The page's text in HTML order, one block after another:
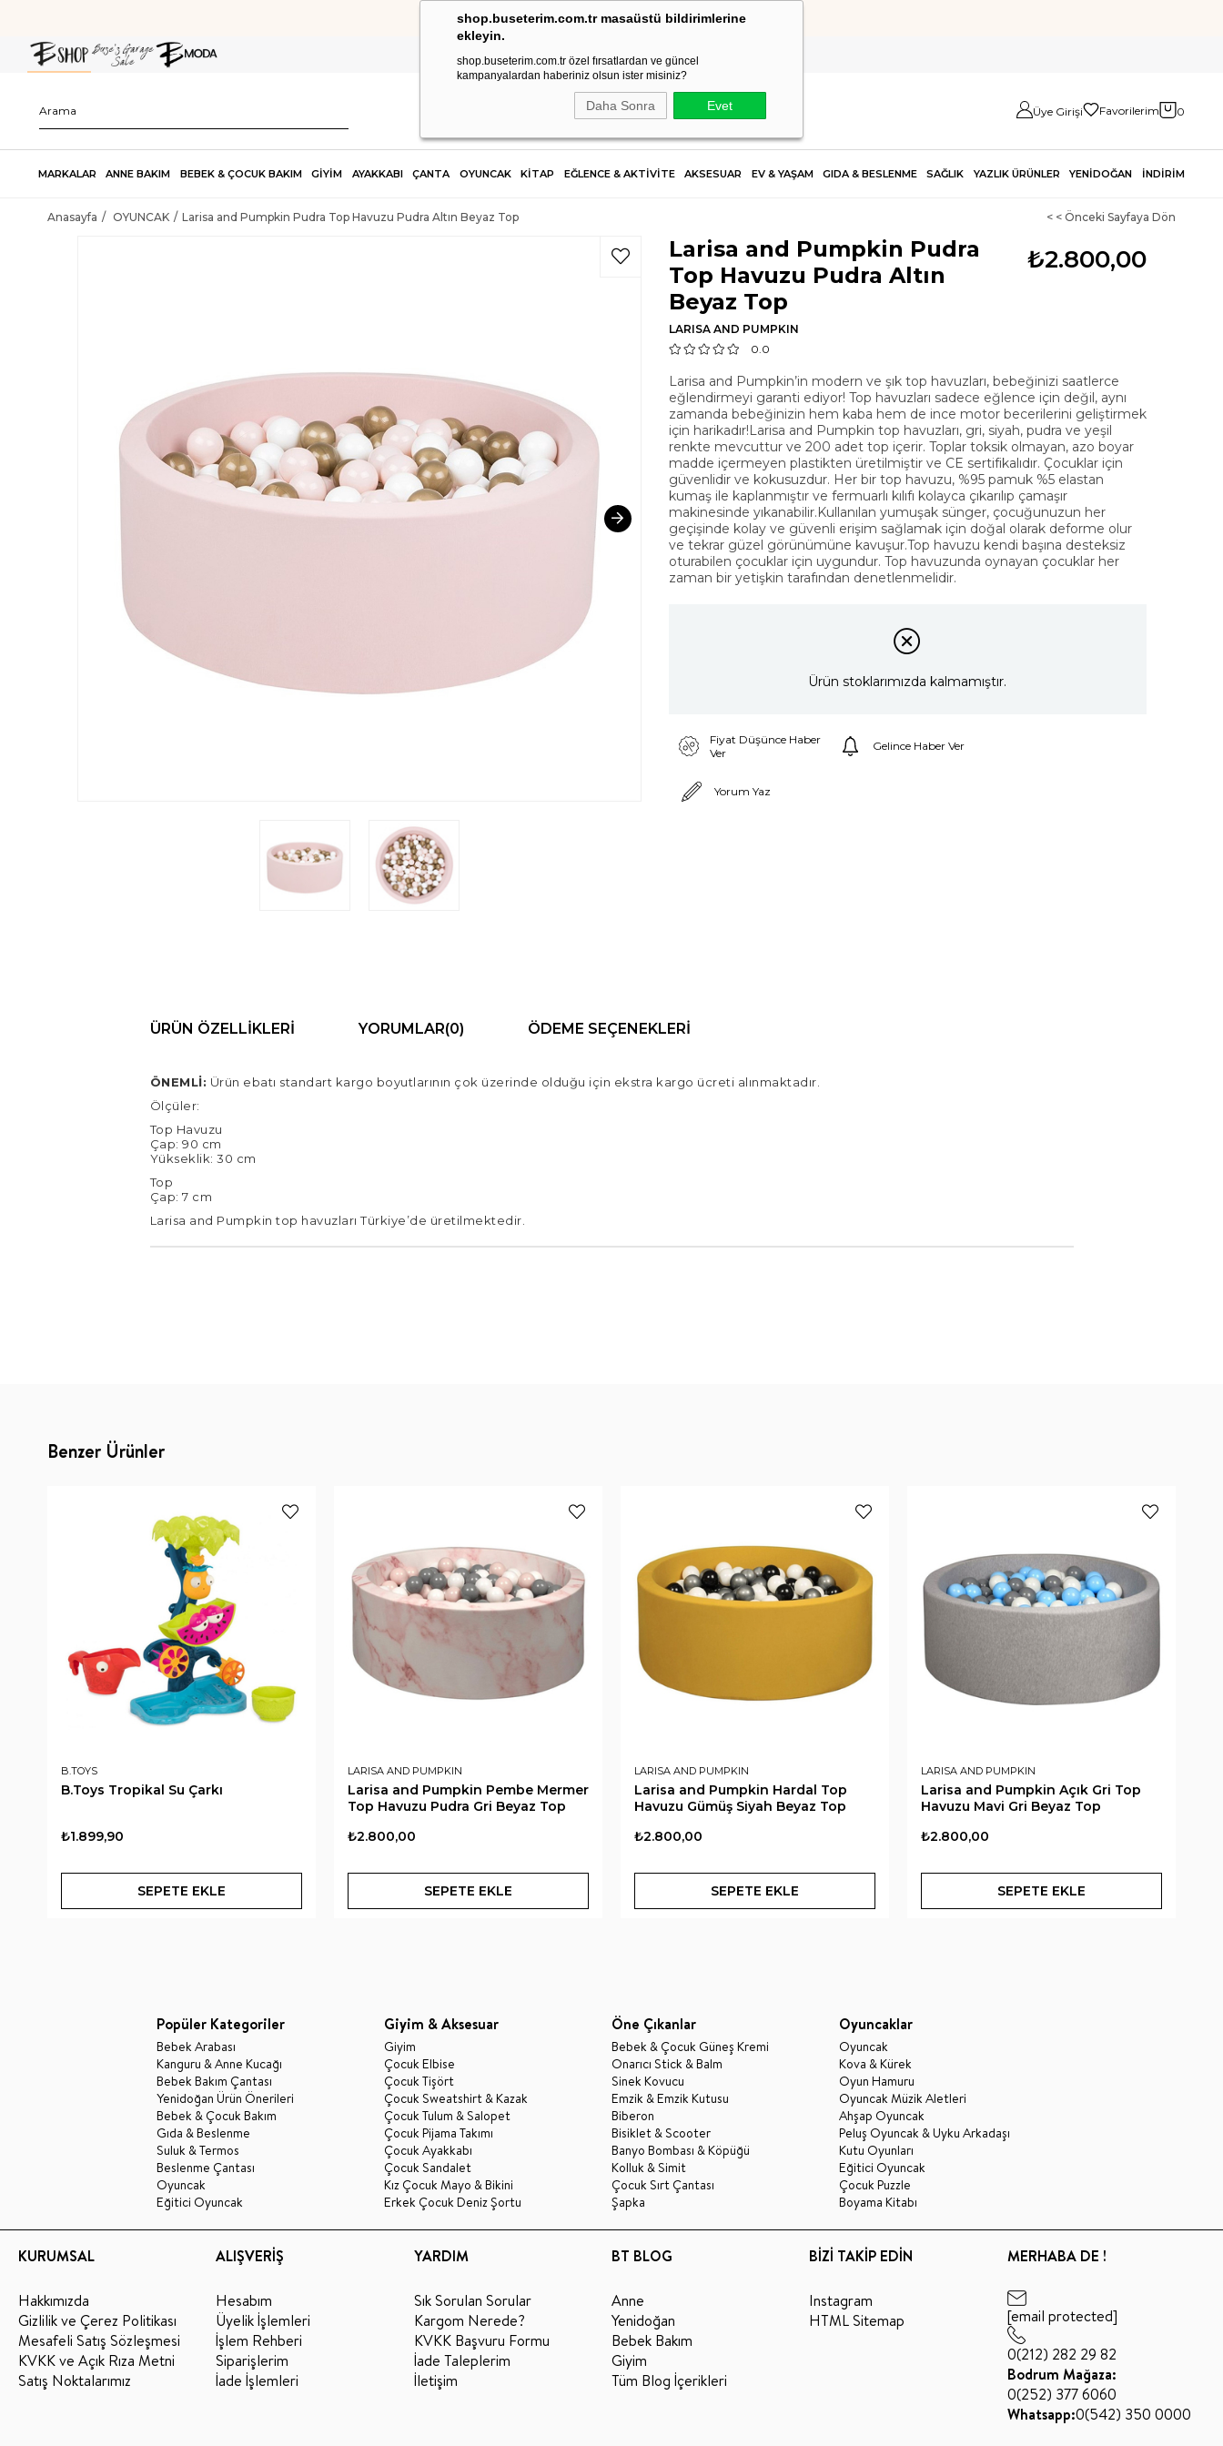
shop.buseterim.com.tr masaüstü bildirimlerine
ekleyin.
shop.buseterim.com.tr özel fırsatlardan ve güncel
kampanyalardan haberiniz olsun ister misiniz?
Daha Sonra Evet
HIZLI KARGO
Üye Girişi Favorilerim 0
MARKALAR ANNE BAKIM BEBEK & ÇOCUK BAKIM GİYİM AYAKKABI ÇANTA OYUNCAK KİTAP EĞLENCE & AKTİVİTE AKSESUAR EV & YAŞAM GIDA & BESLENME SAĞLIK YAZLIK ÜRÜNLER YENİDOĞAN İNDİRİM
Anasayfa OYUNCAK Larisa and Pumpkin Pudra Top Havuzu Pudra Altın Beyaz Top < < Önceki Sayfaya Dön
₺2.800,00
Larisa and Pumpkin Pudra
Top Havuzu Pudra Altın
Beyaz Top
LARISA AND PUMPKIN
0.0
Larisa and Pumpkin’in modern ve şık top havuzları, bebeğinizi saatlerce
eğlendirmeyi garanti ediyor! Top havuzları sadece eğlence için değil, aynı
zamanda bebeğinizin hem kaba hem de ince motor becerilerini geliştirmek
için harikadır!Larisa and Pumpkin top havuzları, gri, siyah, pudra ve yeşil
renkte mevcuttur ve 200 adet top içerir. Toplar toksik olmayan, azo boyar
madde içermeyen plastikten üretilmiştir ve CE sertifikalıdır. Çocuklar için
güvenlidir ve kokusuzdur. Her bir top havuzu, %95 pamuk %5 elastan
kumaş ile kaplanmıştır ve fermuarlı kılıfı kolayca çıkarılıp çamaşır
makinesinde yıkanabilir.Kullanılan yumuşak sünger, çocuğunuzun her
geçişinde kolay ve güvenli erişim sağlamak için doğal olarak deforme olur
ve tekrar güzel görünümüne kavuşur.Top havuzu kendi başına desteksiz
oturabilen çocuklar için uygundur. Top havuzunda oynayan çocuklar her
zaman bir yetişkin tarafından denetlenmelidir.
Ürün stoklarımızda kalmamıştır.
Fiyat Düşünce Haber
Ver
Gelince Haber Ver
Yorum Yaz
ÜRÜN ÖZELLIKLERI YORUMLAR(0) ÖDEME SEÇENEKLERI
ÖNEMLİ: Ürün ebatı standart kargo boyutlarının çok üzerinde olduğu için ekstra kargo ücreti alınmaktadır.
Ölçüler:
Top Havuzu
Çap: 90 cm
Yükseklik: 30 cm
Top
Çap: 7 cm
Larisa and Pumpkin top havuzları Türkiye’de üretilmektedir.
Benzer Ürünler
B.TOYS
B.Toys Tropikal Su Çarkı
₺1.899,90
SEPETE EKLE
LARISA AND PUMPKIN
Larisa and Pumpkin Pembe Mermer
Top Havuzu Pudra Gri Beyaz Top
₺2.800,00
SEPETE EKLE
LARISA AND PUMPKIN
Larisa and Pumpkin Hardal Top
Havuzu Gümüş Siyah Beyaz Top
₺2.800,00
SEPETE EKLE
LARISA AND PUMPKIN
Larisa and Pumpkin Açık Gri Top
Havuzu Mavi Gri Beyaz Top
₺2.800,00
SEPETE EKLE
Popüler Kategoriler
Bebek Arabası
Kanguru & Anne Kucağı
Bebek Bakım Çantası
Yenidoğan Ürün Önerileri
Bebek & Çocuk Bakım
Gıda & Beslenme
Suluk & Termos
Beslenme Çantası
Oyuncak
Eğitici Oyuncak
Giyim & Aksesuar
Giyim
Çocuk Elbise
Çocuk Tişört
Çocuk Sweatshirt & Kazak
Çocuk Tulum & Salopet
Çocuk Pijama Takımı
Çocuk Ayakkabı
Çocuk Sandalet
Kız Çocuk Mayo & Bikini
Erkek Çocuk Deniz Şortu
Öne Çıkanlar
Bebek & Çocuk Güneş Kremi
Onarıcı Stick & Balm
Sinek Kovucu
Emzik & Emzik Kutusu
Biberon
Bisiklet & Scooter
Banyo Bombası & Köpüğü
Kolluk & Simit
Çocuk Sırt Çantası
Şapka
Oyuncaklar
Oyuncak
Kova & Kürek
Oyun Hamuru
Oyuncak Müzik Aletleri
Ahşap Oyuncak
Peluş Oyuncak & Uyku Arkadaşı
Kutu Oyunları
Eğitici Oyuncak
Çocuk Puzzle
Boyama Kitabı
KURUMSAL
Hakkımızda
Gizlilik ve Çerez Politikası
Mesafeli Satış Sözleşmesi
KVKK ve Açık Rıza Metni
Satış Noktalarımız
ALIŞVERİŞ
Hesabım
Üyelik İşlemleri
İşlem Rehberi
Siparişlerim
İade İşlemleri
YARDIM
Sık Sorulan Sorular
Kargom Nerede?
KVKK Başvuru Formu
İade Taleplerim
İletişim
BT BLOG
Anne
Yenidoğan
Bebek Bakım
Giyim
Tüm Blog İçerikleri
BİZİ TAKİP EDİN
Instagram
HTML Sitemap
MERHABA DE !
[email protected]
0(212) 282 29 82
Bodrum Mağaza:
0(252) 377 6060
Whatsapp:0(542) 350 0000